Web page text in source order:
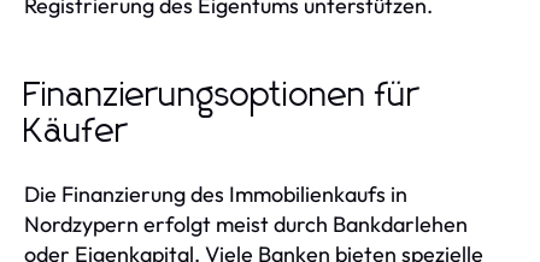
Finanzierungsoptionen für
Käufer
Die Finanzierung des Immobilienkaufs in
Nordzypern erfolgt meist durch Bankdarlehen
oder Eigenkapital. Viele Banken bieten spezielle